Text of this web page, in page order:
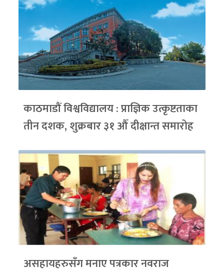
काठमाडौं विश्वविद्यालय : प्राज्ञिक उत्कृष्टताका
तीन दशक, शुक्रबार ३१ औँ दीक्षान्त समारोह
असहायहरुसँग मनाए पत्रकार नवराज